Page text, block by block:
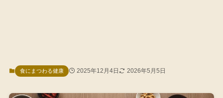
食にまつわる健康 2025年12月4日 2026年5月5日